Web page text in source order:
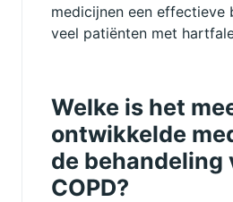
medicijnen een effectieve
veel patiënten met
Welke is het
ontwikkelde
de behandeling
COPD?